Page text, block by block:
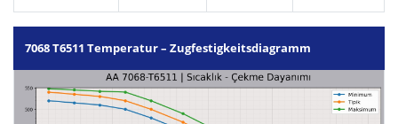
7068 T6511 Temperatur – Zugfestigkeitsdiagramm